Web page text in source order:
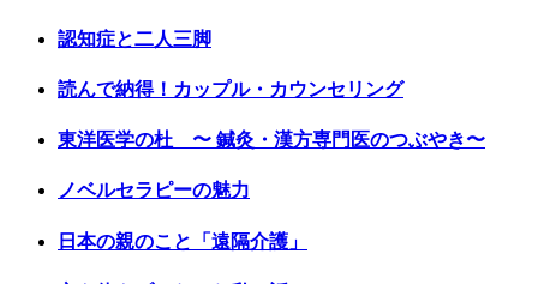
認知症と二人三脚
読んで納得！カップル・カウンセリング
東洋医学の杜 〜 鍼灸・漢方専門医のつぶやき〜
ノベルセラピーの魅力
日本の親のこと「遠隔介護」